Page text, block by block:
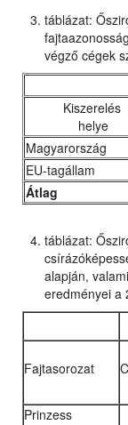
táblázat:
végző cégek
Kiszerelés
helye
Magyarország
EU-tagállam
Átlag
táblázat:
alapján,
eredményei a
Fajtasorozat
Prinzess